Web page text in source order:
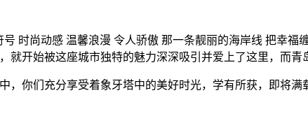
时尚动感 温馨浪漫 令人骄傲 那一条靓丽的海岸线 把幸
开始被这座城市独特的魅力深深吸引并爱上了这里，而青
你们充分享受着象牙塔中的美好时光，学有所获，即将满